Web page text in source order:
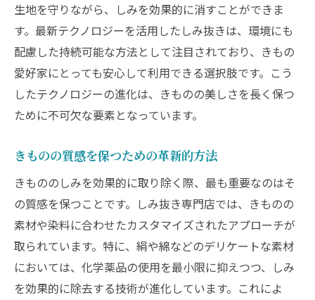
生地を守りながら、しみを効果的に消すことができま
す。最新テクノロジーを活用したしみ抜きは、環境にも
配慮した持続可能な方法として注目されており、きもの
愛好家にとっても安心して利用できる選択肢です。こう
したテクノロジーの進化は、きものの美しさを長く保つ
ために不可欠な要素となっています。
きものの質感を保つための革新的方法
きもののしみを効果的に取り除く際、最も重要なのはそ
の質感を保つことです。しみ抜き専門店では、きものの
素材や染料に合わせたカスタマイズされたアプローチが
取られています。特に、絹や綿などのデリケートな素材
においては、化学薬品の使用を最小限に抑えつつ、しみ
を効果的に除去する技術が進化しています。これによ